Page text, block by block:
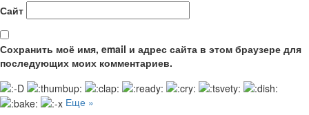
Сайт
Сохранить моё имя, email и адрес сайта в этом браузере для
последующих моих комментариев.
Еще »